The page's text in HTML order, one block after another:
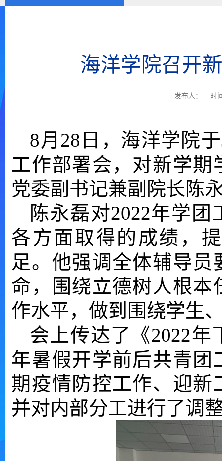
海洋学院召开
发布人： 时
8月28日，海洋学院
工作部署会，对新学期
党委副书记兼副院长陈
陈永磊对2022年学团
各方面取得的成绩，
足。他强调全体辅导
命，围绕立德树人根本
作水平，做到围绕学生
会上传达了《2022年
年暑假开学前后共青团
期疫情防控工作、迎新
并对内部分工进行了调